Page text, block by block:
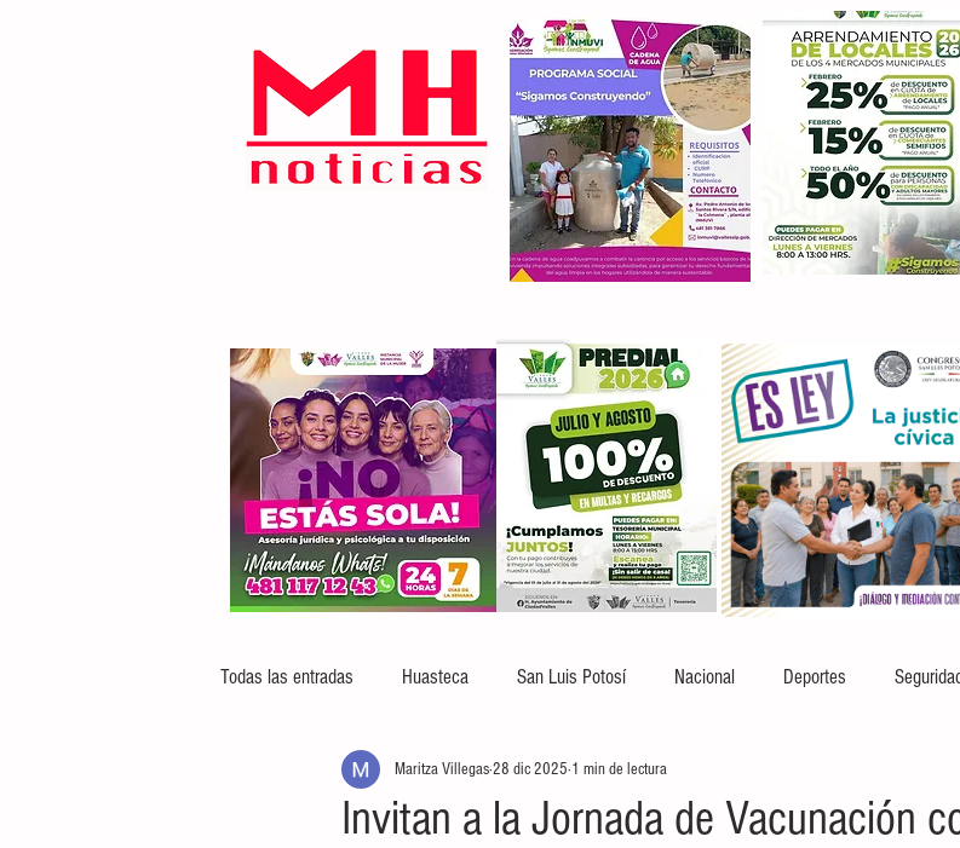
Todas las entradas Huasteca San Luis Potosí Nacional Deportes
Invitan a la Jornada de Vacunación
Maritza Villegas28 dic 2025 1 min de lectura